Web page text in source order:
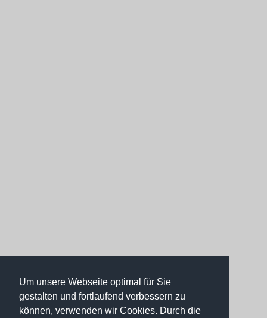
Um unsere Webseite optimal für Sie
gestalten und fortlaufend verbessern zu
können, verwenden wir Cookies. Durch die